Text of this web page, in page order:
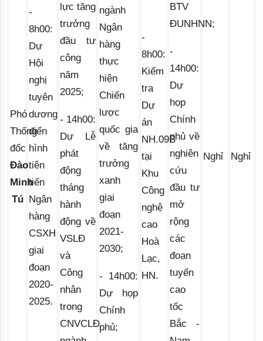
Phó
Thống
đốc
Đào
Minh
Tú
-
8h00:
Dự
Hội
nghị
tuyên
dương
điển
hình
tiên
tiến
Ngân
hàng
CSXH
giai
đoạn
2020-
2025.
lực tăng
trưởng
đầu tư
công
năm
2025;
- 14h00:
Dự Lễ
phát
động
tháng
hành
động về
VSLĐ
và
Công
nhân
trong
CNVCLĐ
ngành
Ngân
hàng
thực
hiện
Chiến
lược
quốc gia
về tăng
trưởng
xanh
giai
đoạn
2021-
2030;
- 14h00:
Dự họp
Chính
phủ;
-
8h00:
Kiểm
tra
Dự
án
NH.09B
tại
Khu
Công
nghệ
cao
Hoà
Lạc,
HN.
BTV
-
14h00:
Dự
họp
Chính
phủ về
nghiên
cứu
đầu tư
mở
rộng
các
đoạn
tuyến
cao
tốc
Bắc -
Nghỉ Nghỉ